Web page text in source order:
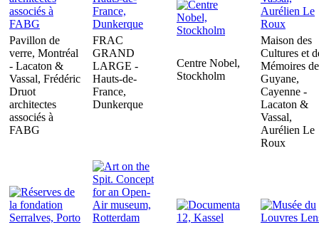
Pavillon de
verre, Montréal
- Lacaton &
Vassal, Frédéric
Druot
architectes
associés à
FABG
FRAC
GRAND
LARGE -
Hauts-de-
France,
Dunkerque
Centre Nobel,
Stockholm
Maison des
Cultures et
Mémoires de
Guyane,
Cayenne -
Lacaton &
Vassal,
Aurélien Le
Roux